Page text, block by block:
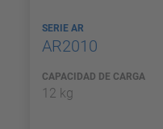
SERIE AR
AR2010
CAPACIDAD DE CARGA
12 kg